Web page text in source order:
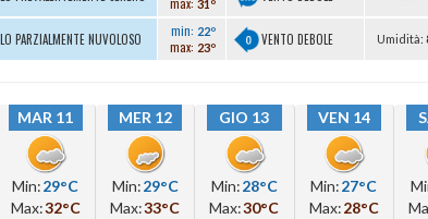
31º
PARZIALMENTE NUVOLOSO min: 22º
max: 23º VENTO DEBOLE Umidità:
MAR 11
Min:29°C
Max:32°C
MER 12
Min:29°C
Max:33°C
GIO 13
Min:28°C
Max:30°C
VEN 14
Min:27°C
Max:28°C